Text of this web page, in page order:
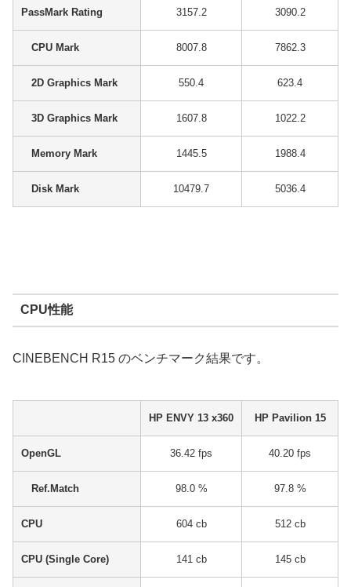
PassMark Rating 3157.2 3090.2
CPU Mark 8007.8 7862.3
2D Graphics Mark 550.4 623.4
3D Graphics Mark 1607.8 1022.2
Memory Mark 1445.5 1988.4
Disk Mark 10479.7 5036.4
CPU性能
CINEBENCH R15 のベンチマーク結果です。
HP ENVY 13 x360 HP Pavilion 15
OpenGL 36.42 fps 40.20 fps
Ref.Match 98.0 % 97.8 %
CPU 604 cb 512 cb
CPU (Single Core) 141 cb 145 cb